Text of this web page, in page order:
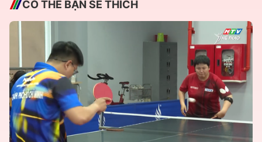
CÓ THỂ BẠN SẼ THÍCH